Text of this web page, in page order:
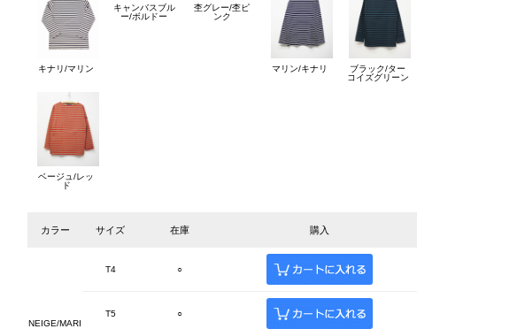
キナリ/マリン
キャンバスブル
ー/ボルドー
杢グレー/杢ピ
ンク
マリン/キナリ
ブラック/ター
コイズグリーン
ベージュ/レッ
ド
カラー サイズ 在庫 購入
NEIGE/MARI
T4 ○
T5 ○